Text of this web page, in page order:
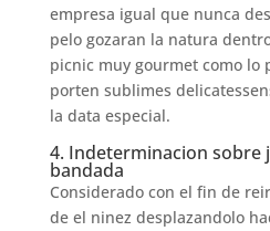
empresa igual que nunca
pelo gozaran la natura
picnic muy gourmet como lo
porten sublimes
la data especial.
4. Indeterminacion sobre
bandada
Considerado con el fin de
de el ninez desplazandolo